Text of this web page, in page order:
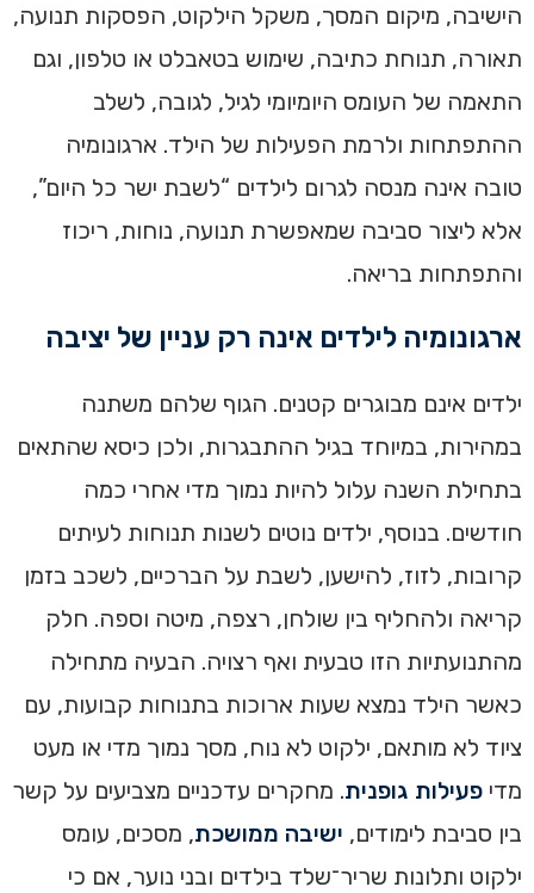
הישיבה, מיקום המסך, משקל הילקוט, הפסקות תנועה,
תאורה, תנוחת כתיבה, שימוש בטאבלט או טלפון, וגם
התאמה של העומס היומיומי לגיל, לגובה, לשלב
ההתפתחות ולרמת הפעילות של הילד. ארגונומיה
טובה אינה מנסה לגרום לילדים “לשבת ישר כל היום”,
אלא ליצור סביבה שמאפשרת תנועה, נוחות, ריכוז
והתפתחות בריאה.
ארגונומיה לילדים אינה רק עניין של יציבה
ילדים אינם מבוגרים קטנים. הגוף שלהם משתנה
במהירות, במיוחד בגיל ההתבגרות, ולכן כיסא שהתאים
בתחילת השנה עלול להיות נמוך מדי אחרי כמה
חודשים. בנוסף, ילדים נוטים לשנות תנוחות לעיתים
קרובות, לזוז, להישען, לשבת על הברכיים, לשכב בזמן
קריאה ולהחליף בין שולחן, רצפה, מיטה וספה. חלק
מהתנועתיות הזו טבעית ואף רצויה. הבעיה מתחילה
כאשר הילד נמצא שעות ארוכות בתנוחות קבועות, עם
ציוד לא מותאם, ילקוט לא נוח, מסך נמוך מדי או מעט
מדי פעילות גופנית. מחקרים עדכניים מצביעים על קשר
בין סביבת לימודים, ישיבה ממושכת, מסכים, עומס
ילקוט ותלונות שריר־שלד בילדים ובני נוער, אם כי